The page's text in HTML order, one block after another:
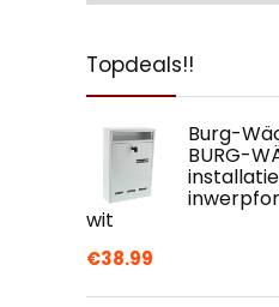
Topdeals!!
Burg-
BURG-
wit
€38.99